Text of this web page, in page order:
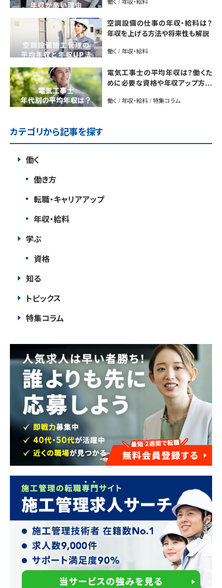
空調設備の仕事の年収・給料は？
年収を上げる方法や将来性も解説
働く / 年収・給料
電気工事士の平均年収は？働くた
めに必要な資格や年収アップ方法
働く / 年収・給料 / 特集コラム
カテゴリから記事を探す
働く
働き方
転職・キャリアアップ
年収・給料
学ぶ
資格
知る
トピックス
特集コラム